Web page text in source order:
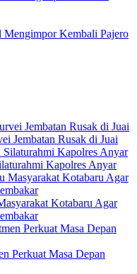
Kembali Pajero
Jembatan Rusak di Juai
Kapolres Anyar
Kotabaru Agar
Perkuat Masa Depan